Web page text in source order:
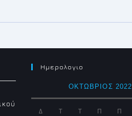
Ημερολογιο
ΟΚΤΏΒΡΙΟΣ 2022
Δ Τ Τ Π Π